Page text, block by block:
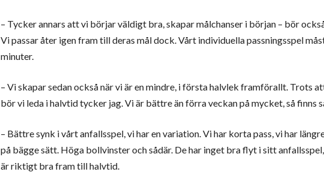
– Tycker annars att vi börjar väldigt bra, skapar målchanser i början – bör
Vi passar åter igen fram till deras mål dock. Vårt individuella passningsspel
minuter.
– Vi skapar sedan också när vi är en mindre, i första halvlek framförallt. Trots
bör vi leda i halvtid tycker jag. Vi är bättre än förra veckan på mycket, så finns
– Bättre synk i vårt anfallsspel, vi har en variation. Vi har korta pass, vi har
på bägge sätt. Höga bollvinster och sådär. De har inget bra flyt i sitt
är riktigt bra fram till halvtid.